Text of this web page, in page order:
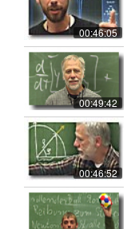
00:46:05
00:49:42
00:46:52